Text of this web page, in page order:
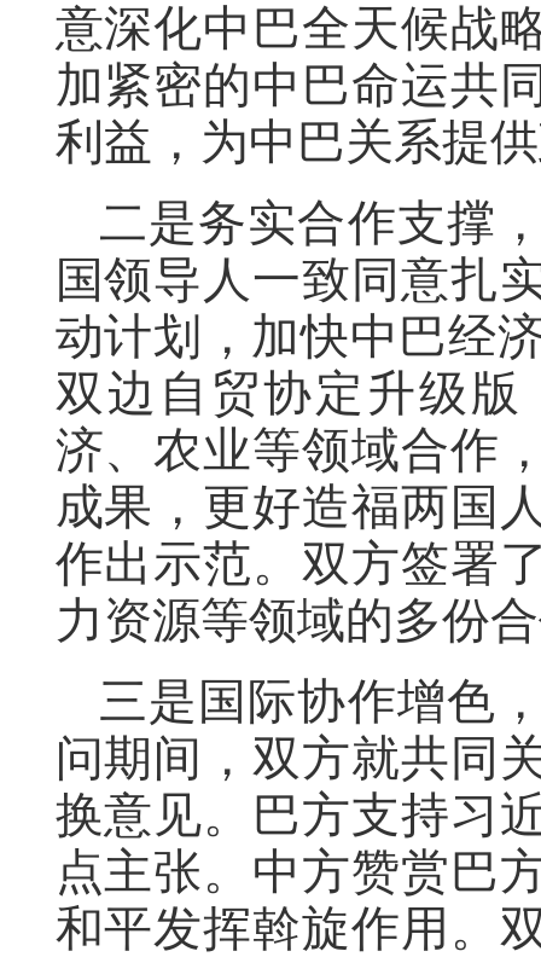
意深化中巴全天候战
加紧密的中巴命运共
利益，为中巴关系提
二是务实合作支撑
国领导人一致同意扎
动计划，加快中巴经
双边自贸协定升级
济、农业等领域合作
成果，更好造福两国
作出示范。双方签署
力资源等领域的多份
三是国际协作增色
问期间，双方就共同
换意见。巴方支持习
点主张。中方赞赏巴
和平发挥斡旋作用。